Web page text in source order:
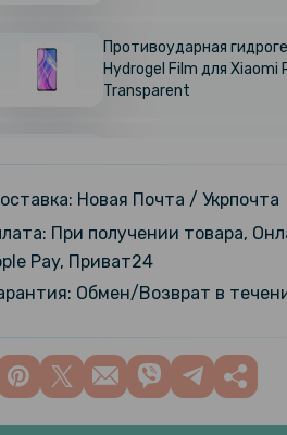
Противоударная
Hydrogel Film для Xiaomi
Transparent
Hydrogel Film для
Transparent
Hydrogel Film для Xiaomi
Transparent
Противоударная
Hydrogel Film для
Transparent
Новая Почта / Укрпочта
При получении товара,
Pay, Приват24
Обмен/Возврат в